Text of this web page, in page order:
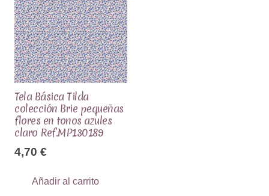
Tela Básica Tilda
colección Brie pequeñas
flores en tonos azules
claro Ref.MP130189
4,70 €
Añadir al carrito